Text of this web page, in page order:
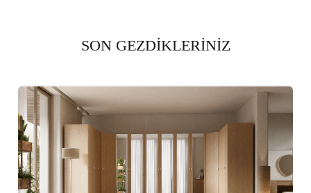
SON GEZDİKLERİNİZ